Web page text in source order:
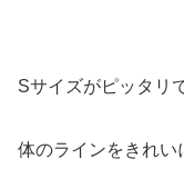
Sサイズがピッタリ
体のラインをきれい